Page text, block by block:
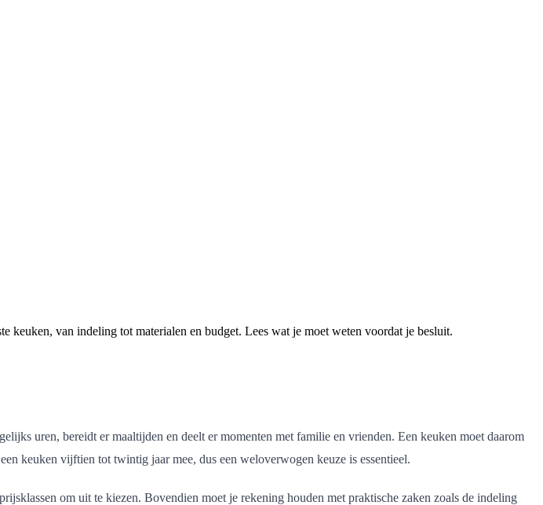
keuken, van indeling tot materialen en budget. Lees wat je moet weten voordat je besluit.
uren, bereidt er maaltijden en deelt er momenten met familie en vrienden. Een keuken moet daarom
keuken vijftien tot twintig jaar mee, dus een weloverwogen keuze is essentieel.
om uit te kiezen. Bovendien moet je rekening houden met praktische zaken zoals de indeling